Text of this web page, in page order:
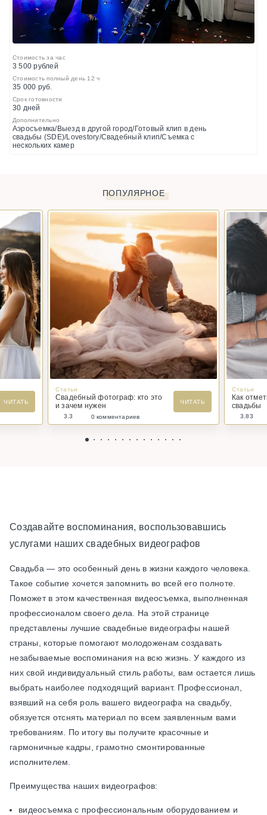
Стоимость за час
3 500 рублей
Стоимость полный день 12 ч
35 000 руб.
Срок готовности
30 дней
Дополнительно
Аэросъемка/Выезд в другой город/Готовый клип в день
свадьбы (SDE)/Lovestory/Свадебный клип/Съемка с
нескольких камер
ПОПУЛЯРНОЕ
ЧИТАТЬ
Статьи
Свадебный фотограф: кто это
и зачем нужен
ЧИТАТЬ
3.3 0 комментариев
Статьи
Как
свадьбы
3.83
Создавайте воспоминания, воспользовавшись
услугами наших свадебных видеографов
Свадьба — это особенный день в жизни каждого человека.
Такое событие хочется запомнить во всей его полноте.
Поможет в этом качественная видеосъемка, выполненная
профессионалом своего дела. На этой странице
представлены лучшие свадебные видеографы нашей
страны, которые помогают молодоженам создавать
незабываемые воспоминания на всю жизнь. У каждого из
них свой индивидуальный стиль работы, вам остается лишь
выбрать наиболее подходящий вариант. Профессионал,
взявший на себя роль вашего видеографа на свадьбу,
обязуется отснять материал по всем заявленным вами
требованиям. По итогу вы получите красочные и
гармоничные кадры, грамотно смонтированные
исполнителем.
Преимущества наших видеографов:
видеосъемка с профессиональным оборудованием и